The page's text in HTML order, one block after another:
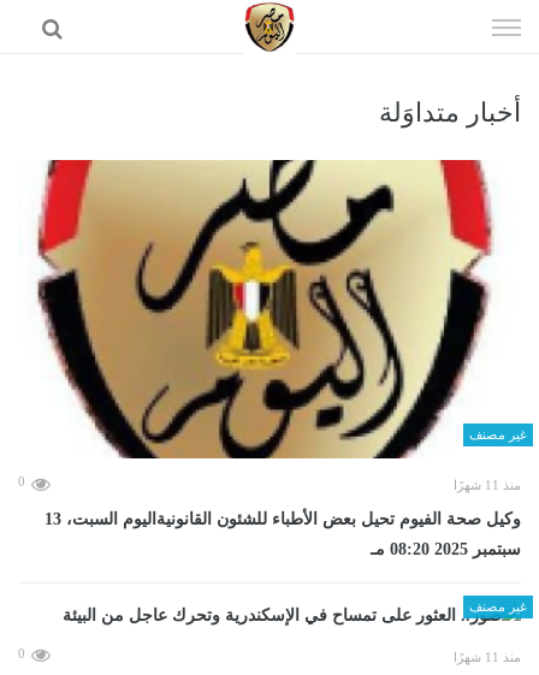
الى
أخبار متداوَلة
غير مصنف
منذ 11 شهرًا 0
وكيل صحة الفيوم تحيل بعض الأطباء للشئون القانونيةاليوم السبت، 13
سبتمبر 2025 08:20 مـ
غير مصنف
منذ 11 شهرًا 0